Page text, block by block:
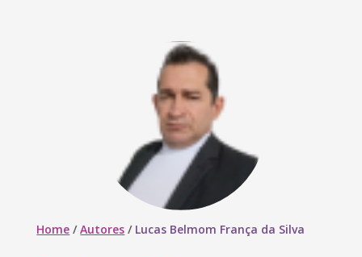
Home /Autores / Lucas Belmom França da Silva